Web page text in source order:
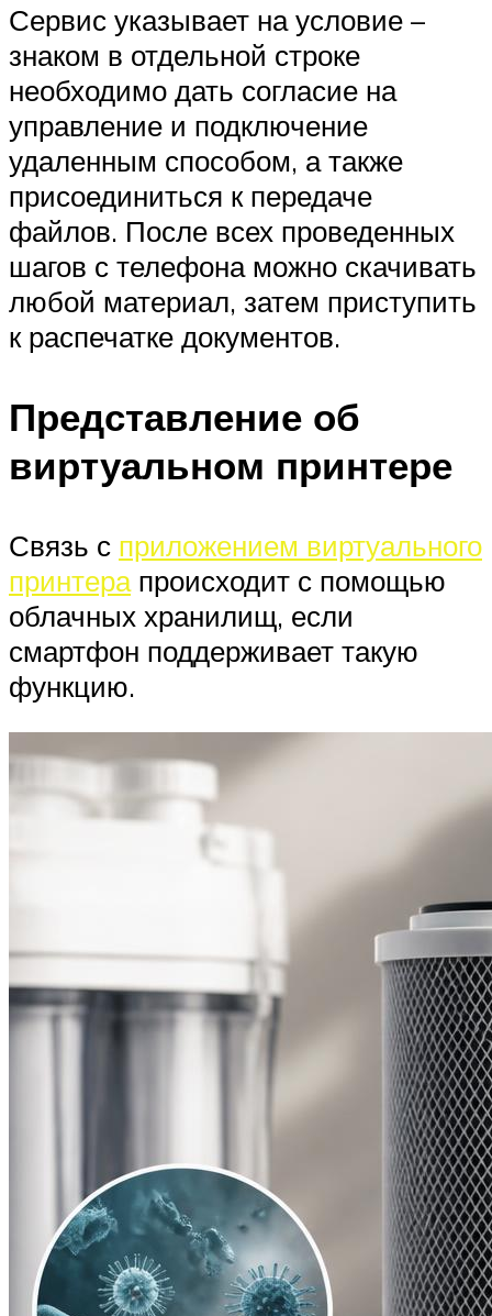
Сервис указывает на условие –
знаком в отдельной строке
необходимо дать согласие на
управление и подключение
удаленным способом, а также
присоединиться к передаче
файлов. После всех проведенных
шагов с телефона можно скачивать
любой материал, затем приступить
к распечатке документов.
Представление об
виртуальном принтере
Связь с приложением виртуального
принтерапроисходит с помощью
облачных хранилищ, если
смартфон поддерживает такую
функцию.